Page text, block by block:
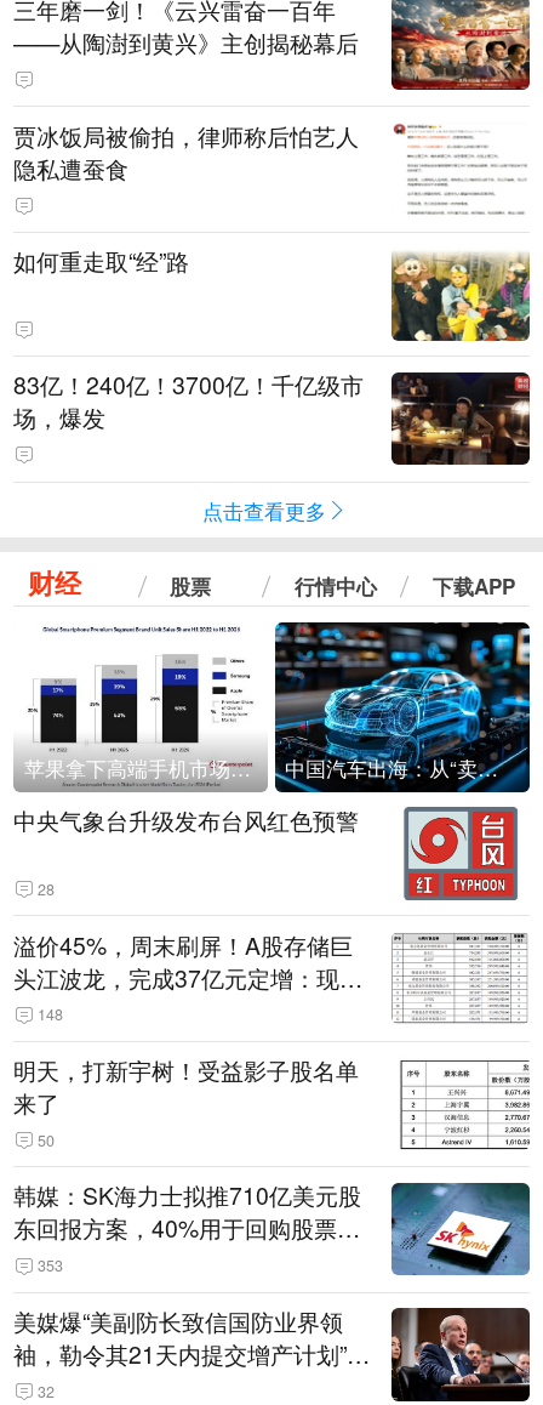
三年磨一剑！《云兴雷奋一百年
——从陶澍到黄兴》主创揭秘幕后
贾冰饭局被偷拍，律师称后怕艺人
隐私遭蚕食
如何重走取“经”路
83亿！240亿！3700亿！千亿级市
场，爆发
点击查看更多
财经 股票 行情中心 下载APP
苹果拿下高端手机市场65%的份额：iPhone 17系列功不可没 中国汽车出海：从“卖出去”到“走进去”
中央气象台升级发布台风红色预警
28
溢价45%，周末刷屏！A股存储巨
头江波龙，完成37亿元定增：现价
386.6元，定增价560元
148
明天，打新宇树！受益影子股名单
来了
50
韩媒：SK海力士拟推710亿美元股
东回报方案，40%用于回购股票，
相当于美股发行规模
353
美媒爆“美副防长致信国防业界领
袖，勒令其21天内提交增产计划”，
五角大楼回应
32